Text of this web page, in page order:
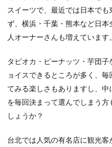
スイーツで、最近では日本で
ず、横浜・千葉・熊本など日
人オーナーさんも増えています。
タピオカ・ピーナッツ・芋団
ョイスできるところが多く、
てみる楽しさもありますし、
を毎回決まって選んでしまう
しょうか？
台北では人気の有名店に観光